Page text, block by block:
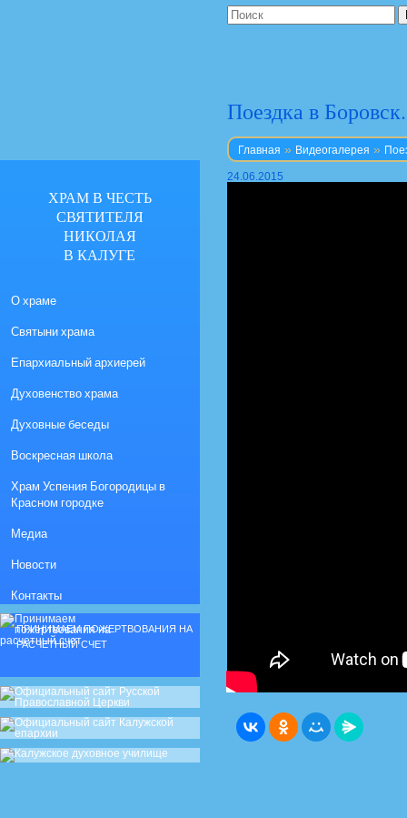
Поездка в
Главная » Видеогалерея »
24.06.2015
ХРАМ В ЧЕСТЬ
СВЯТИТЕЛЯ
НИКОЛАЯ
В КАЛУГЕ
О храме
Святыни храма
Епархиальный архиерей
Духовенство храма
Духовные беседы
Воскресная школа
Храм Успения Богородицы в
Красном городке
Медиа
Новости
Контакты
ПРИНИМАЕМ ПОЖЕРТВОВАНИЯ НА
РАСЧЕТНЫЙ СЧЕТ